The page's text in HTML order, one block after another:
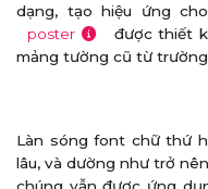
dạng, tạo hiệu ứng
poster
được thiết
mảng tường cũ từ
Làn sóng font chữ thứ
lâu, và dường như trở